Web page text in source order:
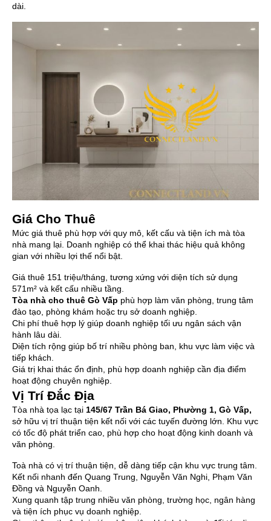
dài.
Giá Cho Thuê
Mức giá thuê phù hợp với quy mô, kết cấu và tiện ích mà tòa
nhà mang lại. Doanh nghiệp có thể khai thác hiệu quả không
gian với nhiều lợi thế nổi bật.
Giá thuê 151 triệu/tháng, tương xứng với diện tích sử dụng
571m² và kết cấu nhiều tầng.
Tòa nhà cho thuê Gò Vấp phù hợp làm văn phòng, trung tâm
đào tạo, phòng khám hoặc trụ sở doanh nghiệp.
Chi phí thuê hợp lý giúp doanh nghiệp tối ưu ngân sách vận
hành lâu dài.
Diện tích rộng giúp bố trí nhiều phòng ban, khu vực làm việc và
tiếp khách.
Giá trị khai thác ổn định, phù hợp doanh nghiệp cần địa điểm
hoạt động chuyên nghiệp.
Vị Trí Đắc Địa
Tòa nhà tọa lạc tại 145/67 Trần Bá Giao, Phường 1, Gò Vấp,
sở hữu vị trí thuận tiện kết nối với các tuyến đường lớn. Khu vực
có tốc độ phát triển cao, phù hợp cho hoạt động kinh doanh và
văn phòng.
Toà nhà có vị trí thuận tiện, dễ dàng tiếp cận khu vực trung tâm.
Kết nối nhanh đến Quang Trung, Nguyễn Văn Nghi, Phạm Văn
Đồng và Nguyễn Oanh.
Xung quanh tập trung nhiều văn phòng, trường học, ngân hàng
và tiện ích phục vụ doanh nghiệp.